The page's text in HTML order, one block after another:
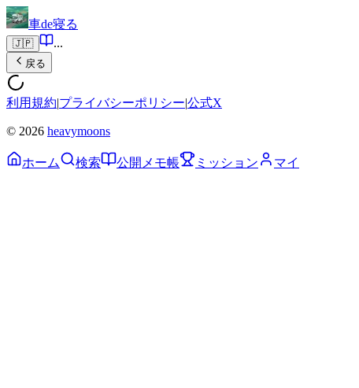
車de寝る
🇯🇵 ...
戻る
利用規約|プライバシーポリシー|公式X
© 2026 heavymoons
ホーム 検索 公開メモ帳 ミッション マイ